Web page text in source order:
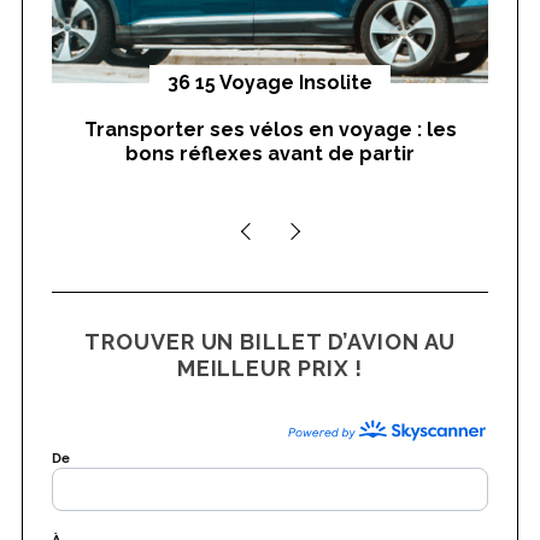
36 15 Voyage Insolite
Transporter ses vélos en voyage : les
bons réflexes avant de partir
TROUVER UN BILLET D’AVION AU
MEILLEUR PRIX !